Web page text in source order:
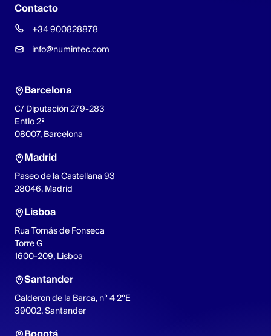
Contacto
+34 900828878
info@numintec.com
Barcelona
C/ Diputación 279-283
Entlo 2º
08007, Barcelona
Madrid
Paseo de la Castellana 93
28046, Madrid
Lisboa
Rua Tomás de Fonseca
Torre G
1600-209, Lisboa
Santander
Calderon de la Barca, nº 4 2ºE
39002, Santander